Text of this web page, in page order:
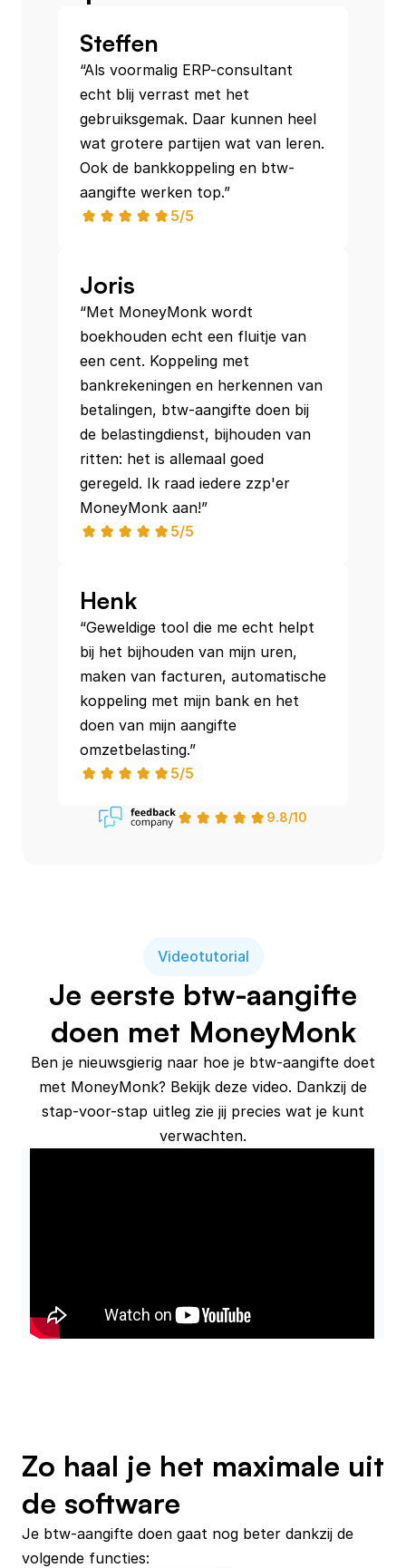
Steffen
“Als voormalig ERP-consultant
echt blij verrast met het
gebruiksgemak. Daar kunnen heel
wat grotere partijen wat van leren.
Ook de bankkoppeling en btw-
5/5
Joris
“Met MoneyMonk wordt
boekhouden echt een fluitje van
een cent. Koppeling met
bankrekeningen en herkennen van
betalingen, btw-aangifte doen bij
de belastingdienst, bijhouden van
ritten: het is allemaal goed
geregeld. Ik raad iedere zzp'er
5/5
Henk
“Geweldige tool die me echt helpt
bij het bijhouden van mijn uren,
maken van facturen, automatische
koppeling met mijn bank en het
doen van mijn aangifte
omzetbelasting.”
5/5
9.8/10
Videotutorial
Je eerste btw-aangifte
doen met MoneyMonk
Ben je nieuwsgierig naar hoe je btw-aangifte doet
met MoneyMonk? Bekijk deze video. Dankzij de
stap-voor-stap uitleg zie jij precies wat je kunt
verwachten.
Zo haal je het maximale uit
de software
Je btw-aangifte doen gaat nog beter dankzij de
volgende functies: